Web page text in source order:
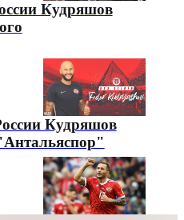
Кудряшов
Кудряшов